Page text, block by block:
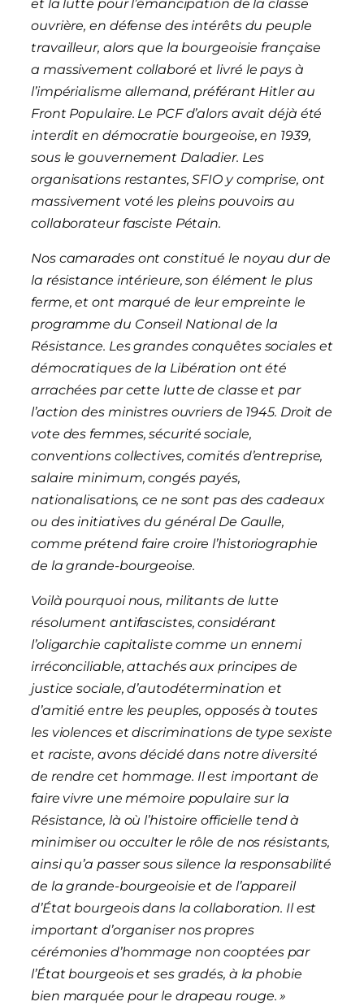
et la lutte pour l’émancipation de la classe
ouvrière, en défense des intérêts du peuple
travailleur, alors que la bourgeoisie française
a massivement collaboré et livré le pays à
l’impérialisme allemand, préférant Hitler au
Front Populaire. Le PCF d’alors avait déjà été
interdit en démocratie bourgeoise, en 1939,
sous le gouvernement Daladier. Les
organisations restantes, SFIO y comprise, ont
massivement voté les pleins pouvoirs au
collaborateur fasciste Pétain.
Nos camarades ont constitué le noyau dur de
la résistance intérieure, son élément le plus
ferme, et ont marqué de leur empreinte le
programme du Conseil National de la
Résistance. Les grandes conquêtes sociales et
démocratiques de la Libération ont été
arrachées par cette lutte de classe et par
l’action des ministres ouvriers de 1945. Droit de
vote des femmes, sécurité sociale,
conventions collectives, comités d’entreprise,
salaire minimum, congés payés,
nationalisations, ce ne sont pas des cadeaux
ou des initiatives du général De Gaulle,
comme prétend faire croire l’historiographie
de la grande-bourgeoise.
Voilà pourquoi nous, militants de lutte
résolument antifascistes, considérant
l’oligarchie capitaliste comme un ennemi
irréconciliable, attachés aux principes de
justice sociale, d’autodétermination et
d’amitié entre les peuples, opposés à toutes
les violences et discriminations de type sexiste
et raciste, avons décidé dans notre diversité
de rendre cet hommage. Il est important de
faire vivre une mémoire populaire sur la
Résistance, là où l’histoire officielle tend à
minimiser ou occulter le rôle de nos résistants,
ainsi qu’a passer sous silence la responsabilité
de la grande-bourgeoisie et de l’appareil
d’État bourgeois dans la collaboration. Il est
important d’organiser nos propres
cérémonies d’hommage non cooptées par
l’État bourgeois et ses gradés, à la phobie
bien marquée pour le drapeau rouge. »